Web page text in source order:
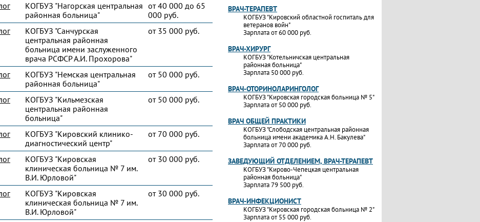
КОГБУЗ "Нагорская центральная
районная больница"
от 40 000 до 65
000 руб.
КОГБУЗ "Санчурская
центральная районная
больница имени заслуженного
врача РСФСР А.И. Прохорова"
от 35 000 руб.
КОГБУЗ "Немская центральная
районная больница"
от 50 000 руб.
КОГБУЗ "Кильмезская
центральная районная
больница"
от 50 000 руб.
КОГБУЗ "Кировский клинико-
диагностический центр"
от 70 000 руб.
КОГБУЗ "Кировская
клиническая больница № 7 им.
В.И. Юрловой"
от 30 000 руб.
КОГБУЗ "Кировская
клиническая больница № 7 им.
В.И. Юрловой"
от 30 000 руб.
ВРАЧ-ТЕРАПЕВТ
КОГБУЗ "Кировский областной госпиталь для
ветеранов войн"
Зарплата от 60 000 руб.
ВРАЧ-ХИРУРГ
КОГБУЗ "Котельничская центральная
районная больница"
Зарплата 50 000 руб.
ВРАЧ-ОТОРИНОЛАРИНГОЛОГ
КОГБУЗ "Кировская городская больница № 5"
Зарплата от 50 000 руб.
ВРАЧ ОБЩЕЙ ПРАКТИКИ
КОГБУЗ "Слободская центральная районная
больница имени академика А.Н. Бакулева"
Зарплата от 70 000 руб.
ЗАВЕДУЮЩИЙ ОТДЕЛЕНИЕМ, ВРАЧ-ТЕРАПЕВТ
КОГБУЗ "Кирово-Чепецкая центральная
районная больница"
Зарплата 79 500 руб.
ВРАЧ-ИНФЕКЦИОНИСТ
КОГБУЗ "Кировская городская больница № 2"
Зарплата от 55 000 руб.